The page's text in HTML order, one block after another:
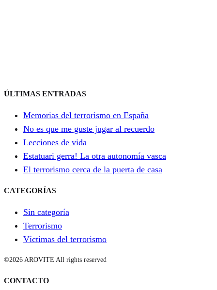
ÚLTIMAS ENTRADAS
Memorias del terrorismo en España
No es que me guste jugar al recuerdo
Lecciones de vida
Estatuari gerra! La otra autonomía vasca
El terrorismo cerca de la puerta de casa
CATEGORÍAS
Sin categoría
Terrorismo
Víctimas del terrorismo
©2026 AROVITE All rights reserved
CONTACTO